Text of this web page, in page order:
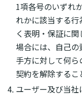
1項各号のいずれ
れかに該当する
く表明・保証に
場合には、自己
手方に対して何
契約を解除するこ
ユーザー及び当